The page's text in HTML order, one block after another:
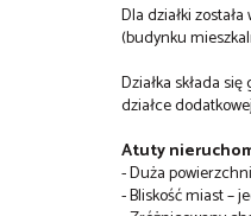
Dla działki
(budynku
Działka składa
działce
Atuty
- Duża
- Bliskość miast –